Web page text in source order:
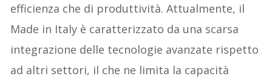
efficienza che di produttività. Attualmente, il
Made in Italy è caratterizzato da una scarsa
integrazione delle tecnologie avanzate rispetto
ad altri settori, il che ne limita la capacità